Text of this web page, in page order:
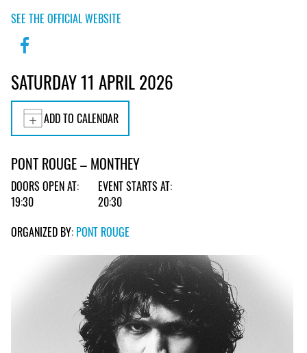
SEE THE OFFICIAL WEBSITE
SATURDAY 11 APRIL 2026
ADD TO CALENDAR
PONT ROUGE – MONTHEY
DOORS OPEN AT:
19:30
EVENT STARTS AT:
20:30
ORGANIZED BY: PONT ROUGE